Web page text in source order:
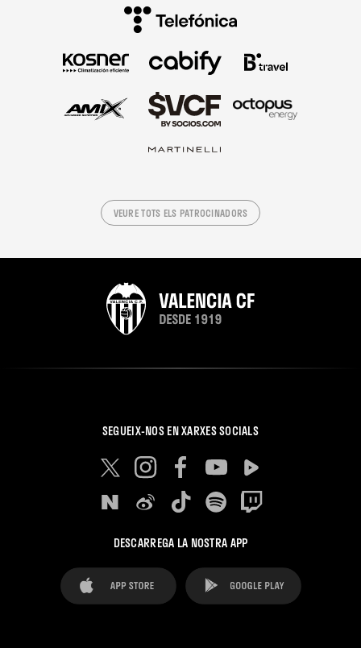
VEURE TOTS ELS PATROCINADORS
SEGUEIX-NOS EN XARXES SOCIALS
DESCARREGA LA NOSTRA APP